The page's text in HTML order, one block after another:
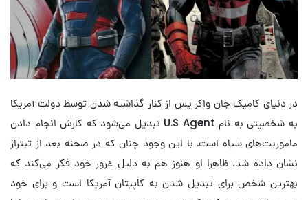
در دنیای کامیک جان واکر پس از کنار گذاشته شدن توسط دولت آمریکا
به شخصیتی به نام U.S Agent تبدیل می‌شود که کارش انجام دادن
ماموریت‌های سیاه است. با این وجود چنان که در صحنه بعد از تیتراژ
نشان داده شد، ظاهرا او هنوز هم به دلیل غرور خود فکر می‌کند که
بهترین شخص برای تبدیل شدن به کاپیتان آمریکا است و برای خود